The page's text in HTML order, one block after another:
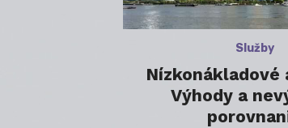
Služby
Nízkonákladové
Výhody a